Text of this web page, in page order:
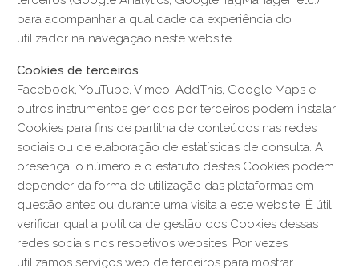
para acompanhar a qualidade da experiência do
utilizador na navegação neste website.
Cookies de terceiros
Facebook, YouTube, Vimeo, AddThis, Google Maps e
outros instrumentos geridos por terceiros podem instalar
Cookies para fins de partilha de conteúdos nas redes
sociais ou de elaboração de estatísticas de consulta. A
presença, o número e o estatuto destes Cookies podem
depender da forma de utilização das plataformas em
questão antes ou durante uma visita a este website. É útil
verificar qual a política de gestão dos Cookies dessas
redes sociais nos respetivos websites. Por vezes
utilizamos serviços web de terceiros para mostrar